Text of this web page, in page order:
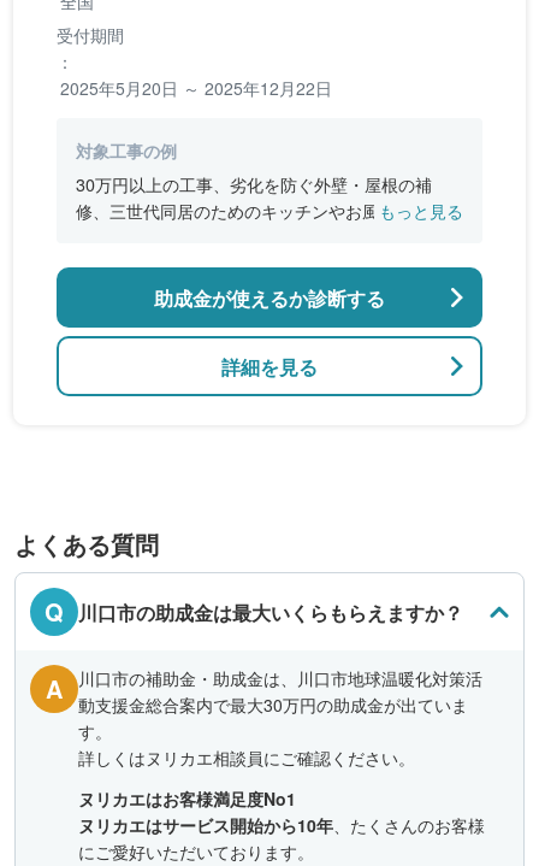
受付期間
：
2025年5月20日 ～ 2025年12月22日
対象工事の例
30万円以上の工事、劣化を防ぐ外壁・屋根の補
修、三世代同居のためのキッチンやお風呂の増
もっと見る
詳細を見る
助成金が使えるか診断する
よくある質問
Q
川口市の助成金は最大いくらもらえますか？
A
川口市の補助金・助成金は、川口市地球温暖化対策活
動支援金総合案内で最大30万円の助成金が出ていま
す。
詳しくはヌリカエ相談員にご確認ください。
ヌリカエはお客様満足度No1
ヌリカエはサービス開始から10年、たくさんのお客様
にご愛好いただいております。